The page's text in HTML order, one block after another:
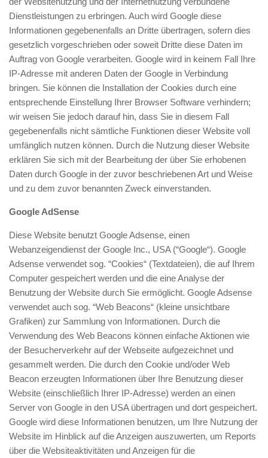
Dienstleistungen zu erbringen. Auch wird Google diese
Informationen gegebenenfalls an Dritte übertragen, sofern dies
gesetzlich vorgeschrieben oder soweit Dritte diese Daten im
Auftrag von Google verarbeiten. Google wird in keinem Fall Ihre
IP-Adresse mit anderen Daten der Google in Verbindung
bringen. Sie können die Installation der Cookies durch eine
entsprechende Einstellung Ihrer Browser Software verhindern;
wir weisen Sie jedoch darauf hin, dass Sie in diesem Fall
gegebenenfalls nicht sämtliche Funktionen dieser Website voll
umfänglich nutzen können. Durch die Nutzung dieser Website
erklären Sie sich mit der Bearbeitung der über Sie erhobenen
Daten durch Google in der zuvor beschriebenen Art und Weise
und zu dem zuvor benannten Zweck einverstanden.
Google AdSense
Diese Website benutzt Google Adsense, einen
Webanzeigendienst der Google Inc., USA (“Google“). Google
Adsense verwendet sog. “Cookies“ (Textdateien), die auf Ihrem
Computer gespeichert werden und die eine Analyse der
Benutzung der Website durch Sie ermöglicht. Google Adsense
verwendet auch sog. “Web Beacons“ (kleine unsichtbare
Grafiken) zur Sammlung von Informationen. Durch die
Verwendung des Web Beacons können einfache Aktionen wie
der Besucherverkehr auf der Webseite aufgezeichnet und
gesammelt werden. Die durch den Cookie und/oder Web
Beacon erzeugten Informationen über Ihre Benutzung dieser
Website (einschließlich Ihrer IP-Adresse) werden an einen
Server von Google in den USA übertragen und dort gespeichert.
Google wird diese Informationen benutzen, um Ihre Nutzung der
Website im Hinblick auf die Anzeigen auszuwerten, um Reports
über die Websiteaktivitäten und Anzeigen für die